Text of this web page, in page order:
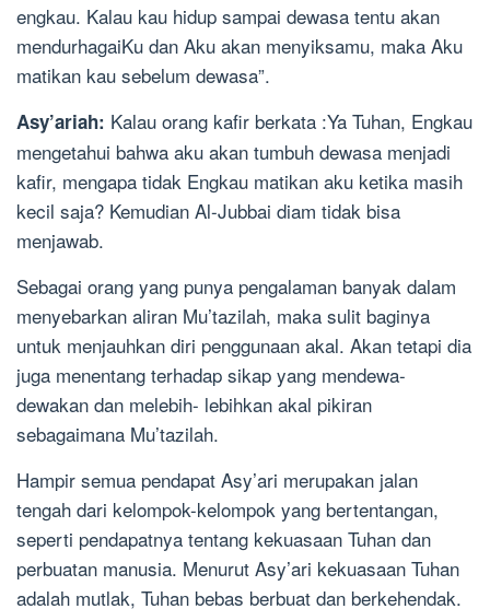
engkau. Kalau kau hidup sampai dewasa tentu akan
mendurhagaiKu dan Aku akan menyiksamu, maka Aku
matikan kau sebelum dewasa”.
Asy’ariah: Kalau orang kafir berkata :Ya Tuhan, Engkau
mengetahui bahwa aku akan tumbuh dewasa menjadi
kafir, mengapa tidak Engkau matikan aku ketika masih
kecil saja? Kemudian Al-Jubbai diam tidak bisa
menjawab.
Sebagai orang yang punya pengalaman banyak dalam
menyebarkan aliran Mu’tazilah, maka sulit baginya
untuk menjauhkan diri penggunaan akal. Akan tetapi dia
juga menentang terhadap sikap yang mendewa-
dewakan dan melebih- lebihkan akal pikiran
sebagaimana Mu’tazilah.
Hampir semua pendapat Asy’ari merupakan jalan
tengah dari kelompok-kelompok yang bertentangan,
seperti pendapatnya tentang kekuasaan Tuhan dan
perbuatan manusia. Menurut Asy’ari kekuasaan Tuhan
adalah mutlak, Tuhan bebas berbuat dan berkehendak.